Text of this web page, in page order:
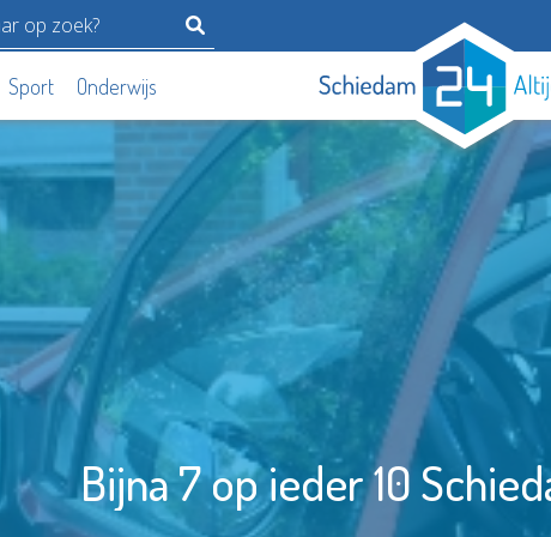
Sport Onderwijs
Bijna 7 op ieder 10